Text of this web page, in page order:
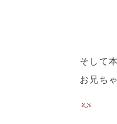
そして
お兄ち